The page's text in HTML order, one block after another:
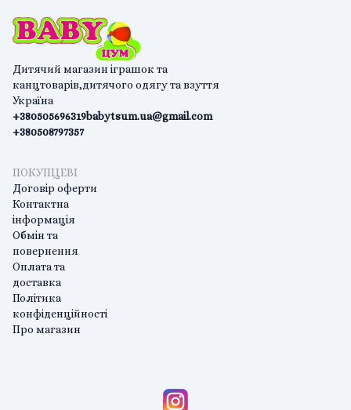
Дитячий магазин іграшок та
канцтоварів,дитячого одягу та взуття
Україна
+380505696319
+380508797357
babytsum.ua@gmail.com
ПОКУПЦЕВІ
Договір оферти
Контактна
інформація
Обмін та
повернення
Оплата та
доставка
Політика
конфіденційності
Про магазин